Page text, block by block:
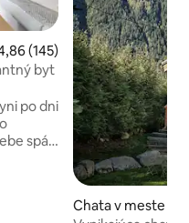
ohodnotenie 4,86 z
(145)
byt
po dni
spája
Chata v meste